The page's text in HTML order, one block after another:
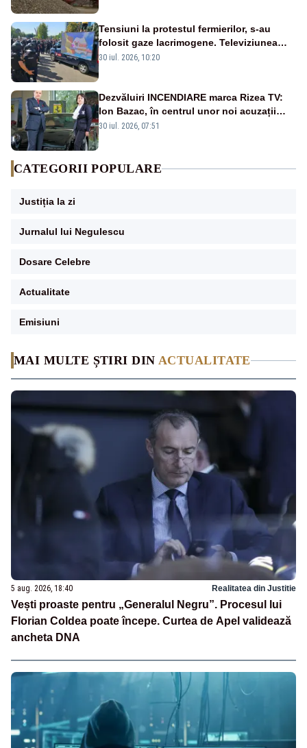
MAI MULTE ȘTIRI DIN ACTUALITATE
5 aug. 2026, 18:40 Realitatea din Justitie
Vești proaste pentru „Generalul Negru”. Procesul lui
Florian Coldea poate începe. Curtea de Apel validează
ancheta DNA
Tensiuni la protestul fermierilor, s-au
folosit gaze lacrimogene. Televiziunea
Poporului face apel la calm – LIVE TEXT
30 iul. 2026, 10:20
Dezvăluiri INCENDIARE marca Rizea TV:
Ion Bazac, în centrul unor noi acuzații
publice
30 iul. 2026, 07:51
CATEGORII POPULARE
Justiția la zi
Jurnalul lui Negulescu
Dosare Celebre
Actualitate
Emisiuni